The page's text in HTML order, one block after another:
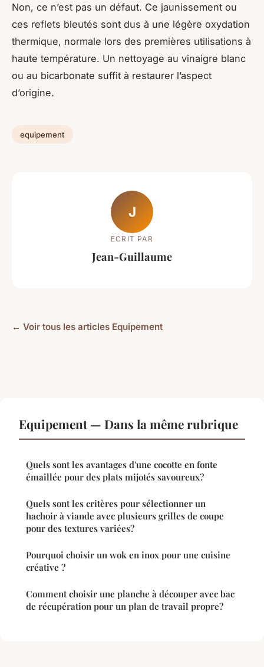
Non, ce n’est pas un défaut. Ce jaunissement ou
ces reflets bleutés sont dus à une légère oxydation
thermique, normale lors des premières utilisations à
haute température. Un nettoyage au vinaigre blanc
ou au bicarbonate suffit à restaurer l’aspect
d’origine.
equipement
J
ECRIT PAR
Jean-Guillaume
← Voir tous les articles Equipement
Equipement — Dans la même rubrique
Quels sont les avantages d'une cocotte en fonte
émaillée pour des plats mijotés savoureux?
Quels sont les critères pour sélectionner un
hachoir à viande avec plusieurs grilles de coupe
pour des textures variées?
Pourquoi choisir un wok en inox pour une cuisine
créative ?
Comment choisir une planche à découper avec bac
de récupération pour un plan de travail propre?